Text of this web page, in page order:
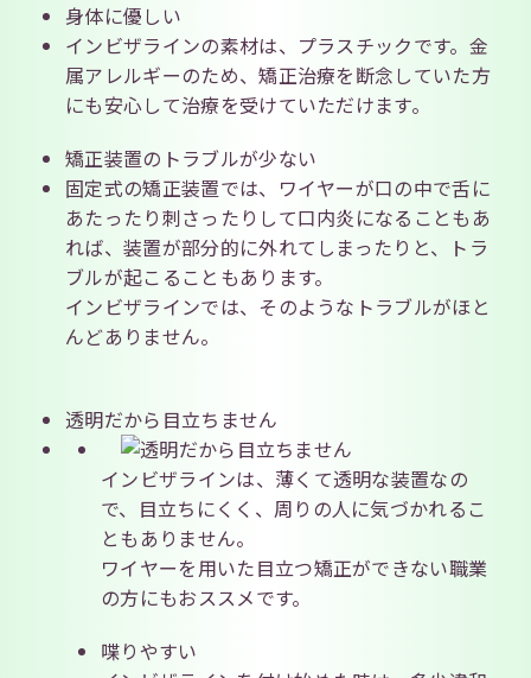
身体に優しい
インビザラインの素材は、プラスチックです。金
属アレルギーのため、矯正治療を断念していた方
にも安心して治療を受けていただけます。
矯正装置のトラブルが少ない
固定式の矯正装置では、ワイヤーが口の中で舌に
あたったり刺さったりして口内炎になることもあ
れば、装置が部分的に外れてしまったりと、トラ
ブルが起こることもあります。
インビザラインでは、そのようなトラブルがほと
んどありません。
透明だから目立ちません
インビザラインは、薄くて透明な装置なの
で、目立ちにくく、周りの人に気づかれるこ
ともありません。
ワイヤーを用いた目立つ矯正ができない職業
の方にもおススメです。
喋りやすい